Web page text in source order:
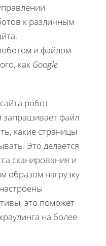
к различным
и файлом
как Google
робот
файл
какие страницы
Это делается
сканирования и
образом нагрузку
это поможет
на более